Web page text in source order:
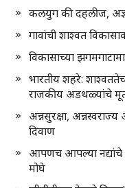
कलयुग की दहलीज,
गावांची शाश्वत
विकासाच्या
भारतीय शहरे:
राजकीय अडथळ्यांचे
अन्नसुरक्षा,
दिवाण
आपणच आपल्या नद्यांचे
मोघे